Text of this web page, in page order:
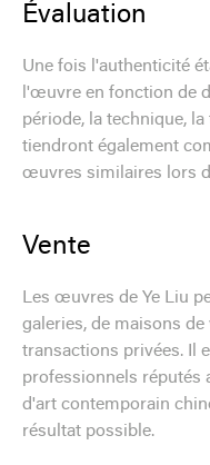
Évaluation
Une fois l'authenticité
l'œuvre en fonction de
période, la technique,
tiendront également
œuvres similaires lors
Vente
Les œuvres de Ye Liu
galeries, de maisons
transactions privées. Il
professionnels réputés
d'art contemporain
résultat possible.